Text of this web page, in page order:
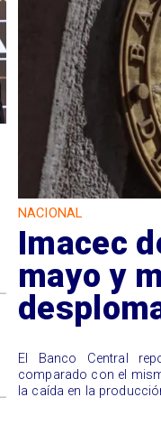
NACIONAL
Imacec
mayo y
El Banco Central
comparado con el
la caída en la